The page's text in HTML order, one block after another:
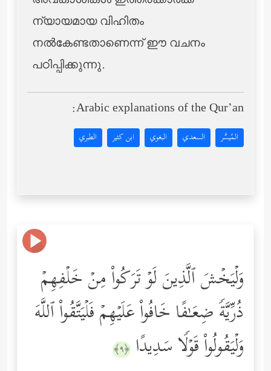
ന്യായമായ വിഹിതം
നല്‍കേണ്ടതാണെന്ന് ഈ വചനം
പഠിപ്പിക്കുന്നു.
Arabic explanations of the Qur’an:
المُيسَّر السعدي البغوي ابن كثير الطبري
وَلۡیَخۡشَ ٱلَّذِینَ لَوۡ تَرَكُواْ مِنۡ خَلۡفِهِمۡ
ذُرِّیَّةࣰ ضِعَـٰفًا خَافُواْ عَلَیۡهِمۡ فَلۡیَتَّقُواْ ٱللَّهَ
وَلۡیَقُولُواْ قَوۡلࣰا سَدِیدًا ﴿٩﴾